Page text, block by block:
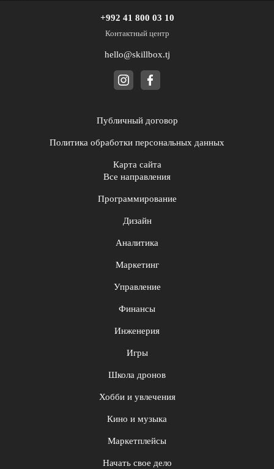
+992 41 800 03 10
Контактный центр
hello@skillbox.tj
Публичный договор
Политика обработки персональных данных
Карта сайта
Все направления
Программирование
Дизайн
Аналитика
Маркетинг
Управление
Финансы
Инженерия
Игры
Школа дронов
Хобби и увлечения
Кино и музыка
Маркетплейсы
Начать свое дело